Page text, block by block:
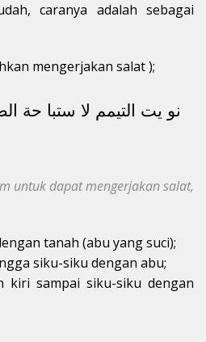
caranya adalah sebagai
mengerjakan salat );
نو يت التيمم لا ستبا حة
untuk dapat mengerjakan salat,
tanah (abu yang suci);
siku-siku dengan abu;
kiri sampai siku-siku dengan